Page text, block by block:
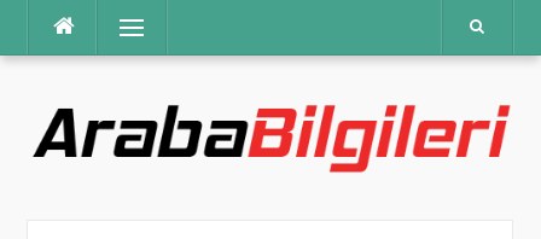
Menü